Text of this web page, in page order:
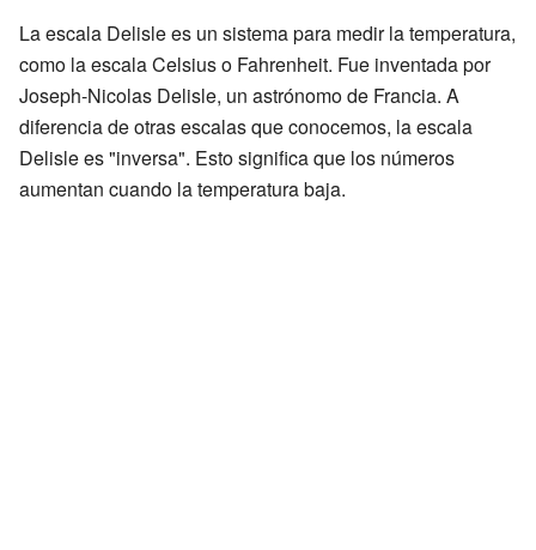
La escala Delisle es un sistema para medir la temperatura,
como la escala Celsius o Fahrenheit. Fue inventada por
Joseph-Nicolas Delisle, un astrónomo de Francia. A
diferencia de otras escalas que conocemos, la escala
Delisle es "inversa". Esto significa que los números
aumentan cuando la temperatura baja.